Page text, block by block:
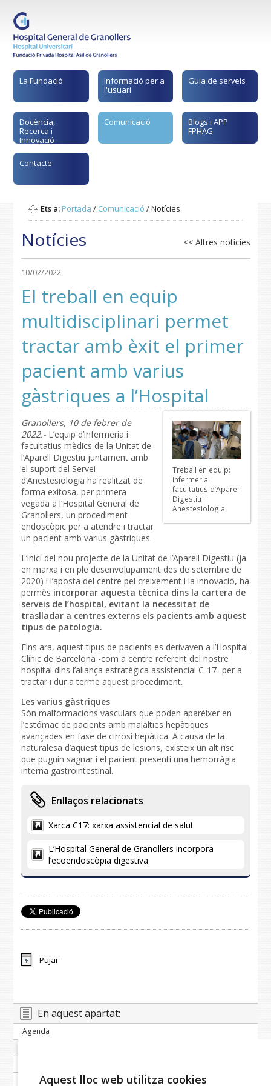
La Fundació
Informació per a
l'usuari
Guia de serveis
Docència,
Recerca i
Innovació
Comunicació
Blogs i APP
FPHAG
Contacte
Ets a:Portada / Comunicació /Notícies
Notícies << Altres notícies
10/02/2022
El treball en equip
multidisciplinari permet
tractar amb èxit el primer
pacient amb varius
gàstriques a l’Hospital
Treball en equip:
infermeria i
facultatius d’Aparell
Digestiu i
Anestesiologia
Granollers, 10 de febrer de
2022.-L’equip d’infermeria i
facultatius mèdics de la Unitat de
l’Aparell Digestiu juntament amb
el suport del Servei
d’Anestesiologia ha realitzat de
forma exitosa, per primera
vegada a l’Hospital General de
Granollers, un procediment
endoscòpic per a atendre i tractar
un pacient amb varius gàstriques.
L’inici del nou projecte de la Unitat de l’Aparell Digestiu (ja
en marxa i en ple desenvolupament des de setembre de
2020) i l’aposta del centre pel creixement i la innovació, ha
permès incorporar aquesta tècnica dins la cartera de
serveis de l’hospital, evitant la necessitat de
traslladar a centres externs els pacients amb aquest
tipus de patologia.
Fins ara, aquest tipus de pacients es derivaven a l’Hospital
Clínic de Barcelona -com a centre referent del nostre
hospital dins l’aliança estratègica assistencial C-17- per a
tractar i dur a terme aquest procediment.
Les varius gàstriques
Són malformacions vasculars que poden aparèixer en
l’estómac de pacients amb malalties hepàtiques
avançades en fase de cirrosi hepàtica. A causa de la
naturalesa d’aquest tipus de lesions, existeix un alt risc
que puguin sagnar i el pacient presenti una hemorràgia
interna gastrointestinal.
Enllaços relacionats
Xarca C17: xarxa assistencial de salut
L’Hospital General de Granollers incorpora
l’ecoendoscòpia digestiva
Pujar
En aquest apartat:
Agenda
Imatge corporativa
Aquest lloc web utilitza cookies